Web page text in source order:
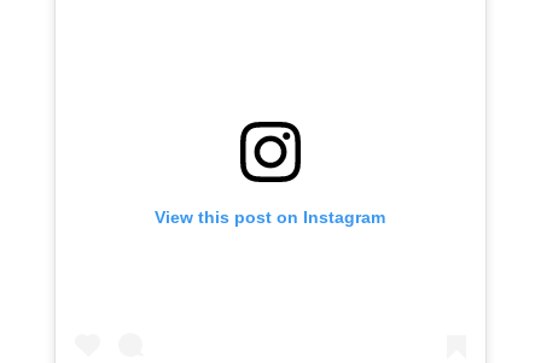
View this post on Instagram